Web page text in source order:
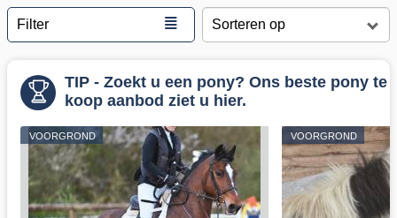
Filter ≣
TIP - Zoekt u een pony? Ons beste pony te
koop aanbod ziet u hier.
VOORGROND VOORGROND